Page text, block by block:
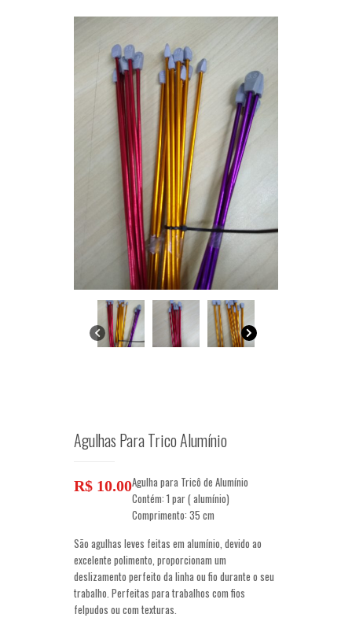
Agulhas Para Trico Alumínio
R$ 10.00Agulha para Tricô de Alumínio
Contém: 1 par ( alumínio)
Comprimento: 35 cm
São agulhas leves feitas em alumínio, devido ao
excelente polimento, proporcionam um
deslizamento perfeito da linha ou fio durante o seu
trabalho. Perfeitas para trabalhos com fios
felpudos ou com texturas.